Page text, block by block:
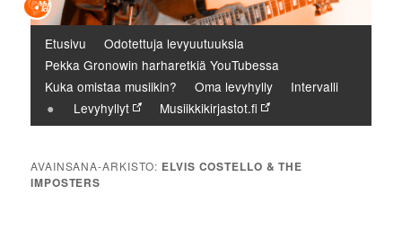
Päävalikko
Etusivu
Odotettuja levyuutuuksia
Pekka Gronowin harharetkiä YouTubessa
Kuka omistaa musiikin?
Oma levyhylly
Intervalli
Levyhyllyt
Musiikkikirjastot.fi
AVAINSANA-ARKISTO: ELVIS COSTELLO & THE
IMPOSTERS